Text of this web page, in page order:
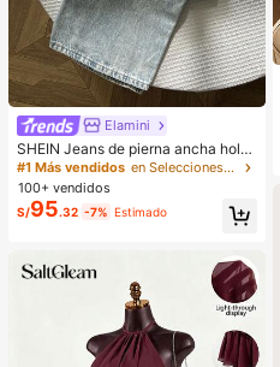
Elamini
SHEIN Jeans de pierna ancha holg
ados con bolsillo insertado y borda
do de mariposa lavados para mujer,
mujer alta, Y2K
#1 Más vendidos
en Selecciones de tendencias de K-J Mujer Denim
100+ vendidos
S/95.32 -7% Estimado